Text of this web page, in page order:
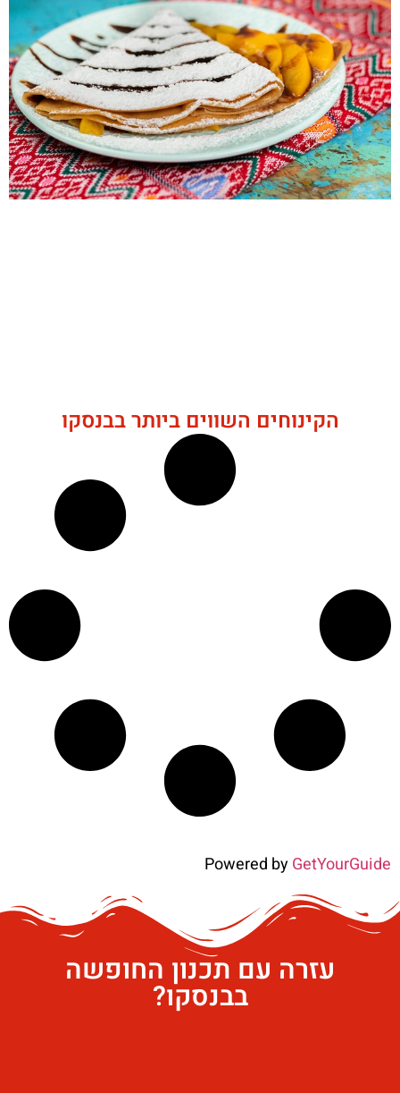
הקינוחים השווים ביותר בבנסקו
Powered byGetYourGuide
עזרה עם תכנון החופשה
בבנסקו?